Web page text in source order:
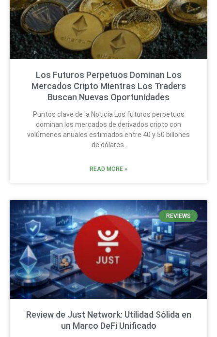
Los Futuros Perpetuos Dominan Los
Mercados Cripto Mientras Los Traders
Buscan Nuevas Oportunidades
Puntos clave de la Noticia Los futuros perpetuos
dominan los mercados de derivados cripto con
volúmenes anuales estimados entre 40 y 50 billones
de dólares.
READ MORE »
REVIEWS
Review de Just Network: Utilidad Sólida en
un Marco DeFi Unificado